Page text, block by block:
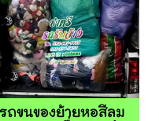
รถขนของย้ายหอสีลม